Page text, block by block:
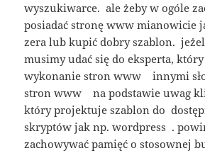
wyszukiwarce. ale żeby w ogóle
posiadać stronę www mianowicie
zera lub kupić dobry szablon.
musimy udać się do eksperta,
wykonanie stron www innymi
stron www na podstawie uwag
który projektuje szablon do
skryptów jak np. wordpress .
zachowywać pamięć o stosownej